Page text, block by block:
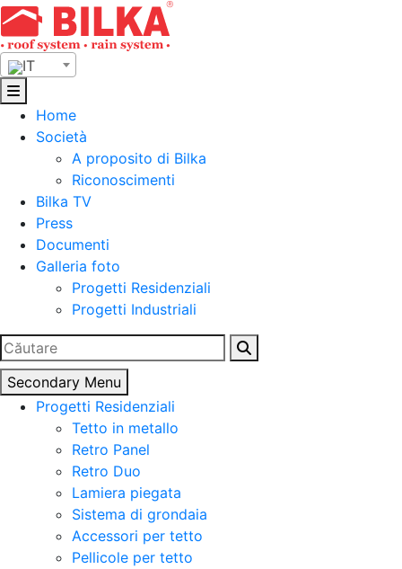
Skip
to
content
IT
Home
Società
A proposito di Bilka
Riconoscimenti
Bilka TV
Press
Documenti
Galleria foto
Progetti Residenziali
Progetti Industriali
Ricerca
per:
Secondary Menu
Progetti Residenziali
Tetto in metallo
Retro Panel
Retro Duo
Lamiera piegata
Sistema di grondaia
Accessori per tetto
Pellicole per tetto